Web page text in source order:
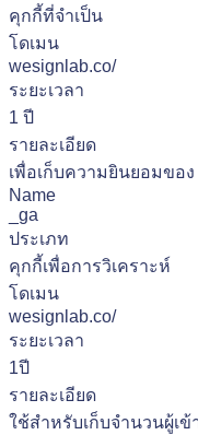
คุกกี้ที่จำเป็น
โดเมน
wesignlab.co/
ระยะเวลา
1 ปี
รายละเอียด
เพื่อเก็บความยินยอมของ
Name
_ga
ประเภท
คุกกี้เพื่อการวิเคราะห์
โดเมน
wesignlab.co/
ระยะเวลา
1ปี
รายละเอียด
ใช้สำหรับเก็บจำนวนผู้เข้